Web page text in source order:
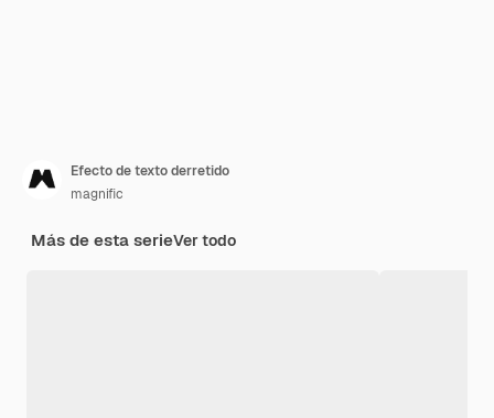
Efecto de texto derretido
magnific
Más de esta serieVer todo